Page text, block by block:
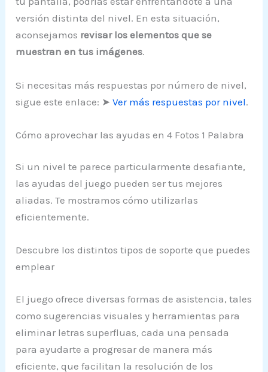
versión distinta del nivel. En esta situación,
aconsejamos revisar los elementos que se
muestran en tus imágenes.
Si necesitas más respuestas por número de nivel,
sigue este enlace: ➤Ver más respuestas por nivel.
Cómo aprovechar las ayudas en 4 Fotos 1 Palabra
Si un nivel te parece particularmente desafiante,
las ayudas del juego pueden ser tus mejores
aliadas. Te mostramos cómo utilizarlas
eficientemente.
Descubre los distintos tipos de soporte que puedes
emplear
El juego ofrece diversas formas de asistencia, tales
como sugerencias visuales y herramientas para
eliminar letras superfluas, cada una pensada
para ayudarte a progresar de manera más
eficiente, que facilitan la resolución de los